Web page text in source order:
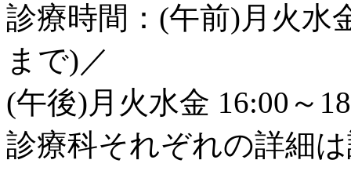
診療時間：(午前)月火水
まで)／
(午後)月火水金 16:00～
診療科それぞれの詳細